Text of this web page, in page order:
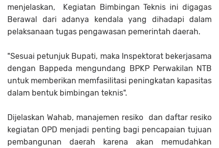
menjelaskan, Kegiatan Bimbingan Teknis ini digagas
Berawal dari adanya kendala yang dihadapi dalam
pelaksanaan tugas pengawasan pemerintah daerah.
"Sesuai petunjuk Bupati, maka Inspektorat bekerjasama
dengan Bappeda mengundang BPKP Perwakilan NTB
untuk memberikan memfasilitasi peningkatan kapasitas
dalam bentuk bimbingan teknis".
Dijelaskan Wahab, manajemen resiko dan daftar resiko
kegiatan OPD menjadi penting bagi pencapaian tujuan
pembangunan daerah karena akan memudahkan